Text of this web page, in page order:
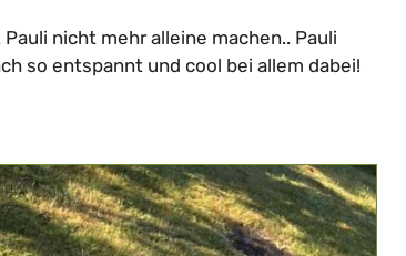
nicht mehr alleine machen.. Pauli
so entspannt und cool bei allem dabei!